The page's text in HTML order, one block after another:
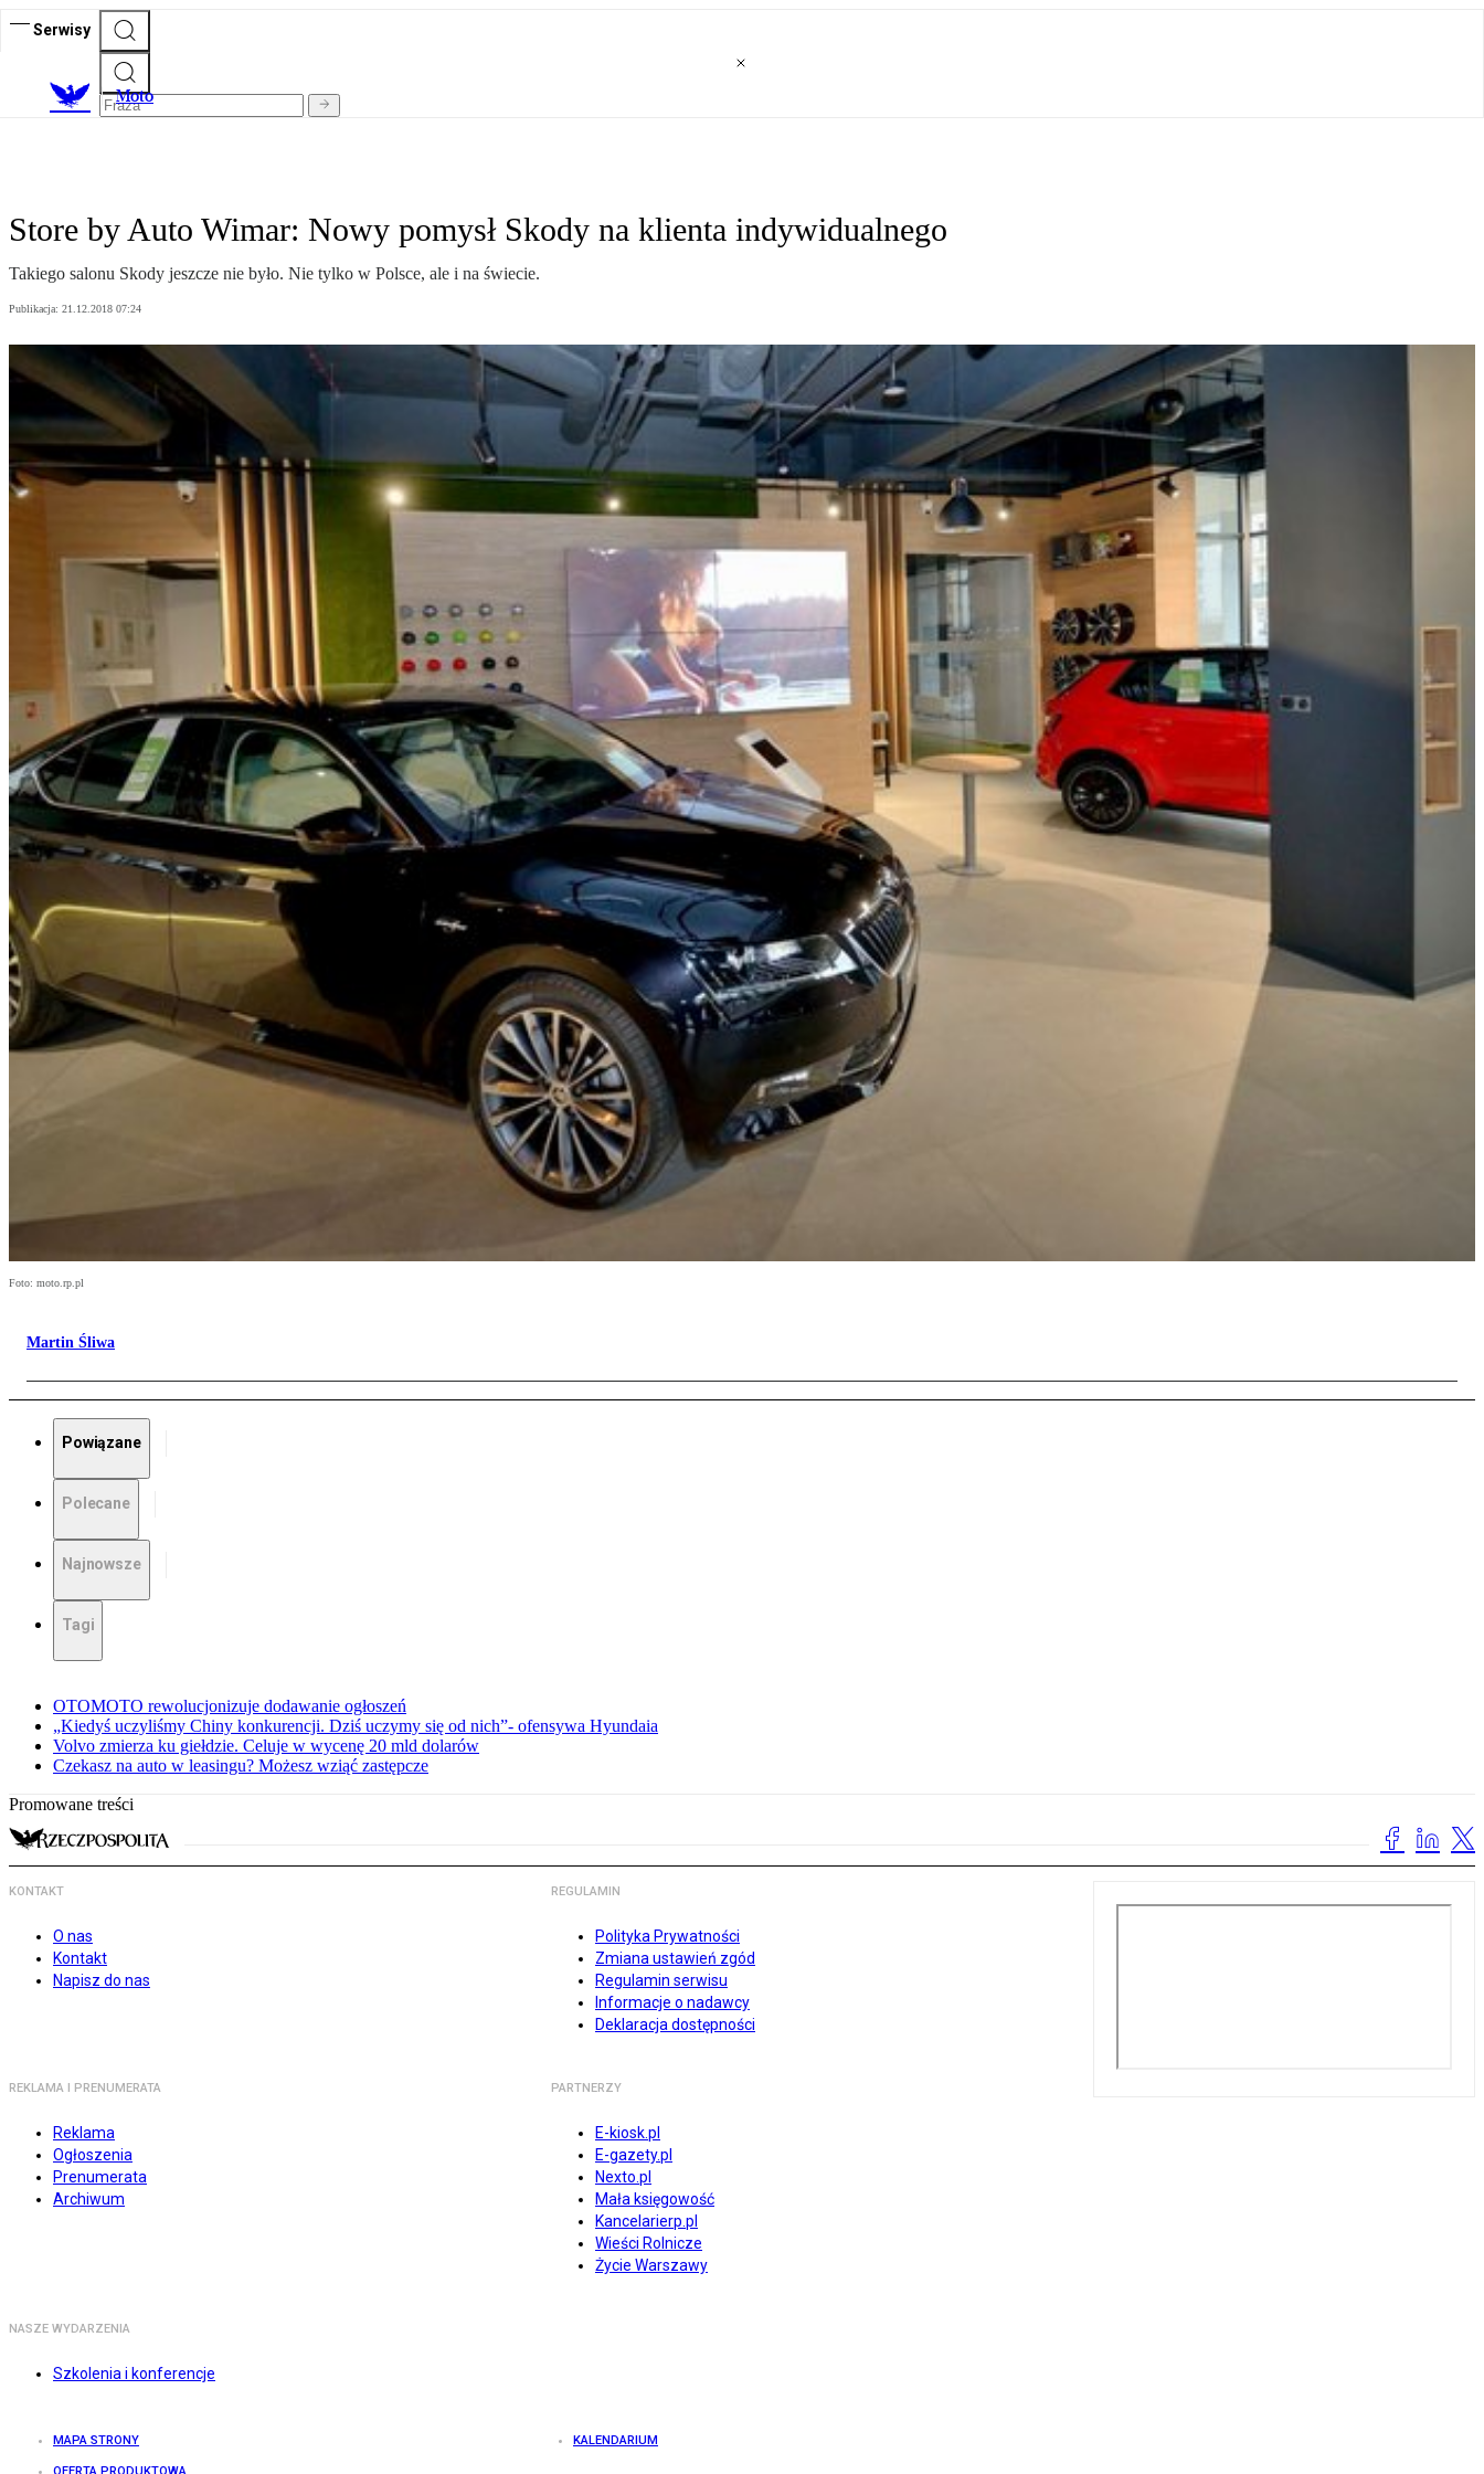
Serwisy
Moto
Store by Auto Wimar: Nowy pomysł Skody na klienta indywidualnego
Takiego salonu Skody jeszcze nie było. Nie tylko w Polsce, ale i na świecie.
Publikacja: 21.12.2018 07:24
Foto: moto.rp.pl
Martin Śliwa
Powiązane
Polecane
Najnowsze
Tagi
OTOMOTO rewolucjonizuje dodawanie ogłoszeń
„Kiedyś uczyliśmy Chiny konkurencji. Dziś uczymy się od nich”- ofensywa Hyundaia
Volvo zmierza ku giełdzie. Celuje w wycenę 20 mld dolarów
Czekasz na auto w leasingu? Możesz wziąć zastępcze
Promowane treści
KONTAKT
O nas
Kontakt
Napisz do nas
REGULAMIN
Polityka Prywatności
Zmiana ustawień zgód
Regulamin serwisu
Informacje o nadawcy
Deklaracja dostępności
REKLAMA I PRENUMERATA
Reklama
Ogłoszenia
Prenumerata
Archiwum
PARTNERZY
E-kiosk.pl
E-gazety.pl
Nexto.pl
Mała księgowość
Kancelarierp.pl
Wieści Rolnicze
Życie Warszawy
NASZE WYDARZENIA
Szkolenia i konferencje
MAPA STRONY KALENDARIUM